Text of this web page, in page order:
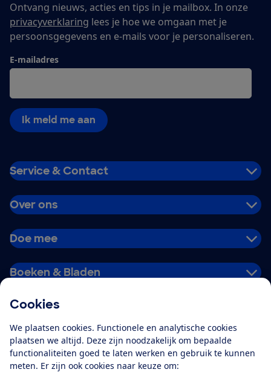
Cookies
We plaatsen cookies. Functionele en analytische cookies
plaatsen we altijd. Deze zijn noodzakelijk om bepaalde
functionaliteiten goed te laten werken en gebruik te kunnen
meten. Er zijn ook cookies naar keuze om:
Ontvang nieuws, acties en tips in je mailbox. In onze
privacyverklaring lees je hoe we omgaan met je
persoonsgegevens en e-mails voor je personaliseren.
E-mailadres
Ik meld me aan
Service & Contact
Over ons
Doe mee
Boeken & Bladen
Alles over de